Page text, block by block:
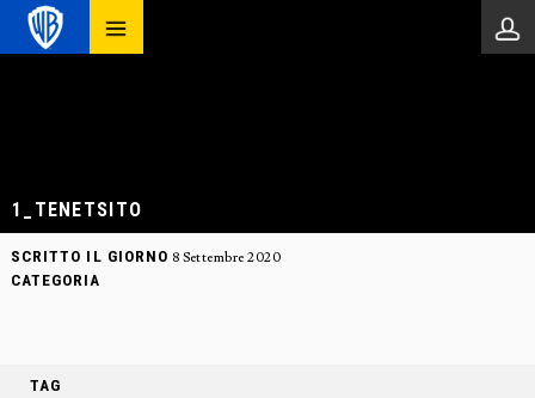
1_TENETSITO
SCRITTO IL GIORNO 8 Settembre 2020
CATEGORIA
TAG